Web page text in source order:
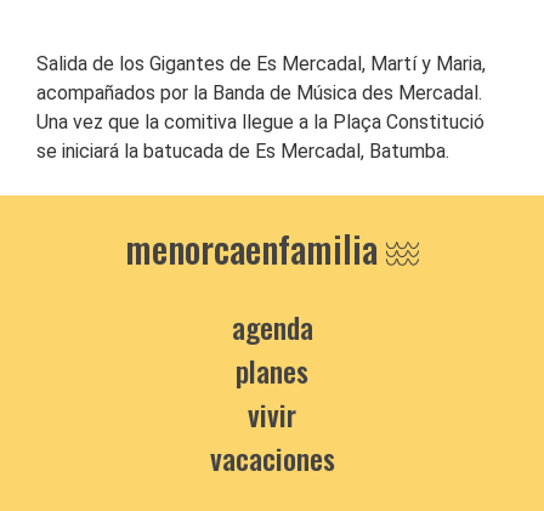
Salida de los Gigantes de Es Mercadal, Martí y Maria,
acompañados por la Banda de Música des Mercadal.
Una vez que la comitiva llegue a la Plaça Constitució
se iniciará la batucada de Es Mercadal, Batumba.
menorcaenfamilia
agenda
planes
vivir
vacaciones